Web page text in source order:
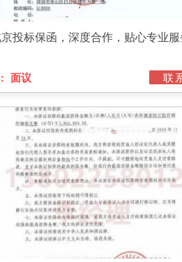
投标保函，深度合作，贴心专业
面议 联